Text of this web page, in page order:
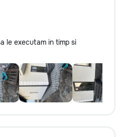
le executam in timp si